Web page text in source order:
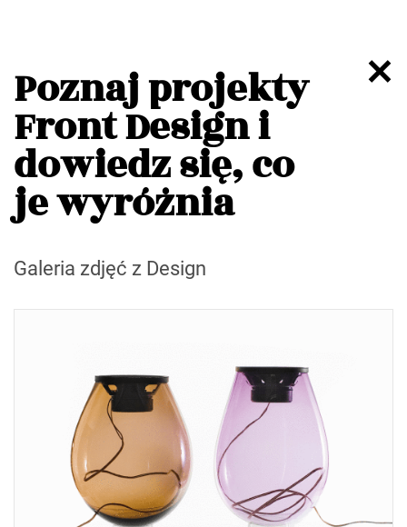
Poznaj projekty
Front Design i
dowiedz się, co
je wyróżnia
Galeria zdjęć z Design